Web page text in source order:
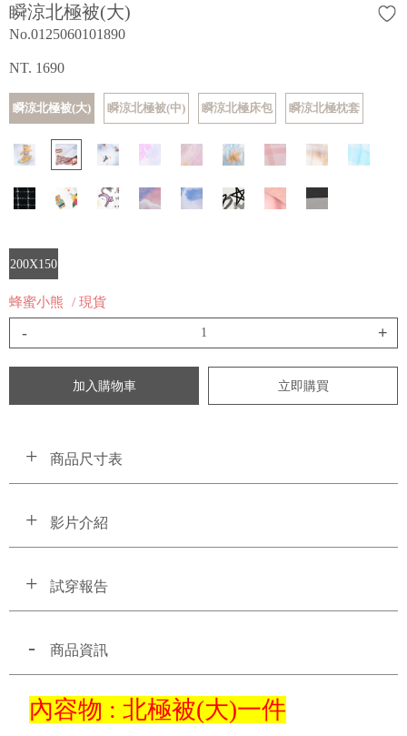
瞬涼北極被(大)
No.0125060101890
NT. 1690
瞬涼北極被(大) 瞬涼北極被(中) 瞬涼北極床包 瞬涼北極枕套
200X150
蜂蜜小熊 / 現貨
- +
加入購物車 立即購買
商品尺寸表
影片介紹
試穿報告
商品資訊
內容物 : 北極被(大)一件